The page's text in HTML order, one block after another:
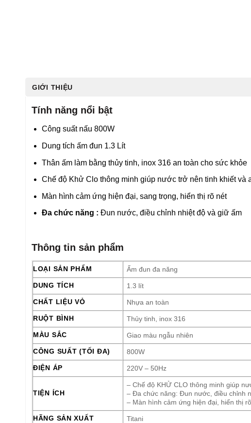
GIỚI THIỆU
Tính năng nổi bật
Công suất nấu 800W
Dung tích ấm đun 1.3 Lít
Thân ấm làm bằng thủy tinh, inox 316 an toàn cho sức khỏe
Chế độ Khử Clo thông minh giúp nước trở nên tinh khiết và
Màn hình cảm ứng hiện đại, sang trọng, hiển thị rõ nét
Đa chức năng : Đun nước, điều chỉnh nhiệt độ và giữ ấm
Thông tin sản phẩm
LOẠI SẢN PHẨM Ấm đun đa năng
DUNG TÍCH 1.3 lít
CHẤT LIỆU VỎ Nhựa an toàn
RUỘT BÌNH Thủy tinh, inox 316
MÀU SẮC Giao màu ngẫu nhiên
CÔNG SUẤT (TỐI ĐA) 800W
ĐIỆN ÁP 220V – 50Hz
TIỆN ÍCH
– Chế độ KHỬ CLO thông minh giúp
– Đa chức năng: Đun nước, điều chỉnh
– Màn hình cảm ứng hiện đại, hiển thị
HÃNG SẢN XUẤT Titani